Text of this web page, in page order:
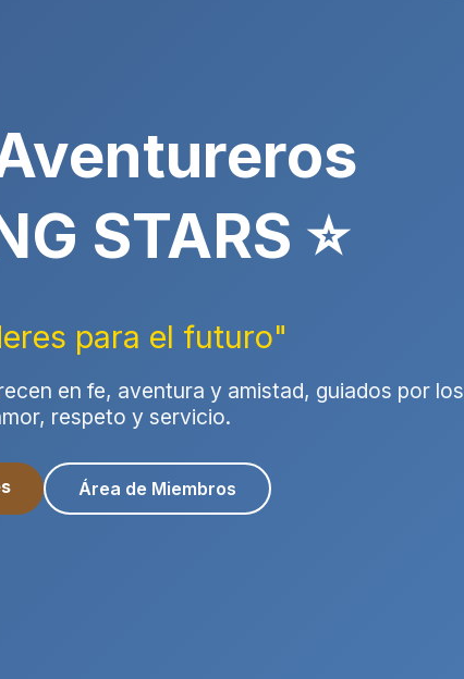
STARS ⭐
para el futuro"
en fe, aventura y amistad, guiados por los
respeto y servicio.
Área de Miembros